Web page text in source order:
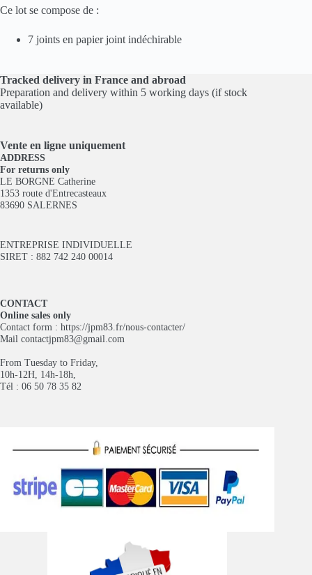
Ce lot se compose de :
7 joints en papier joint indéchirable
Tracked delivery in France and abroad
Preparation and delivery within 5 working days (if stock
available)
Vente en ligne uniquement
ADDRESS
For returns only
LE BORGNE Catherine
1353 route d'Entrecasteaux
83690 SALERNES
ENTREPRISE INDIVIDUELLE
SIRET : 882 742 240 00014
CONTACT
Online sales only
Contact form : https://jpm83.fr/nous-contacter/
Mail contactjpm83@gmail.com
From Tuesday to Friday,
10h-12H, 14h-18h,
Tél : 06 50 78 35 82